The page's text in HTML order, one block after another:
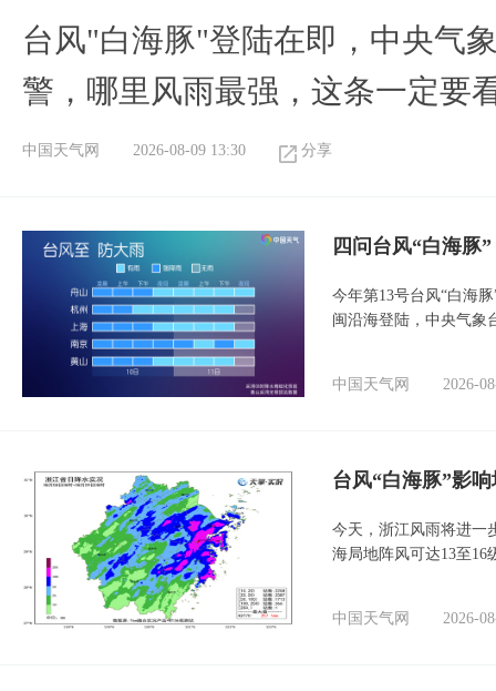
台风"白海豚"登陆在即，中央气
警，哪里风雨最强，这条一定要
中国天气网 2026-08-09 13:30 分享
四问台风“白海豚
今年第13号台风“白海
闽沿海登陆，中央气象
中国天气网 2026-
台风“白海豚”影
今天，浙江风雨将进一
海局地阵风可达13至16
中国天气网 2026-